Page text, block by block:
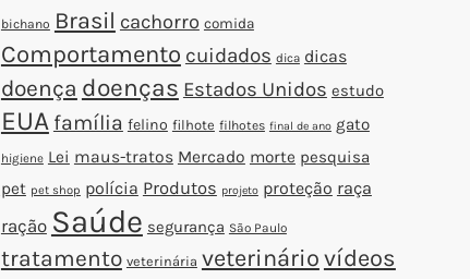
bichano Brasil cachorro comida
Comportamento cuidados dica dicas
doença doenças Estados Unidos estudo
EUA família felino filhote filhotes final de ano gato
higiene Lei maus-tratos Mercado morte pesquisa
pet pet shop polícia Produtos projeto proteção raça
ração Saúde segurança São Paulo
tratamento veterinária veterináriovídeos